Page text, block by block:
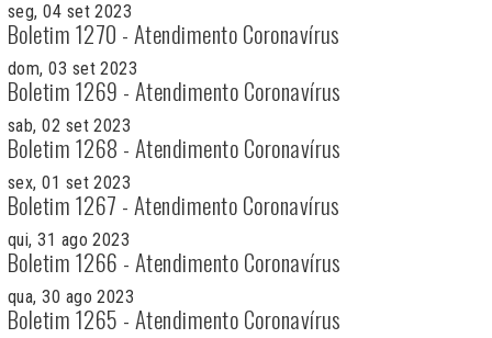
seg, 04 set 2023
Boletim 1270 - Atendimento Coronavírus
dom, 03 set 2023
Boletim 1269 - Atendimento Coronavírus
sab, 02 set 2023
Boletim 1268 - Atendimento Coronavírus
sex, 01 set 2023
Boletim 1267 - Atendimento Coronavírus
qui, 31 ago 2023
Boletim 1266 - Atendimento Coronavírus
qua, 30 ago 2023
Boletim 1265 - Atendimento Coronavírus